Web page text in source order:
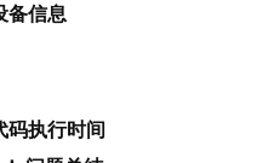
备信息
码执行时间